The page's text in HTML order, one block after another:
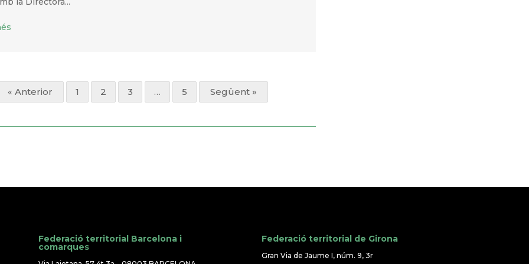
« Anterior 1 2 3 … 5 Següent »
Federació territorial Barcelona i
comarques
Federació territorial de Girona
Gran Via de Jaume I, núm. 9, 3r